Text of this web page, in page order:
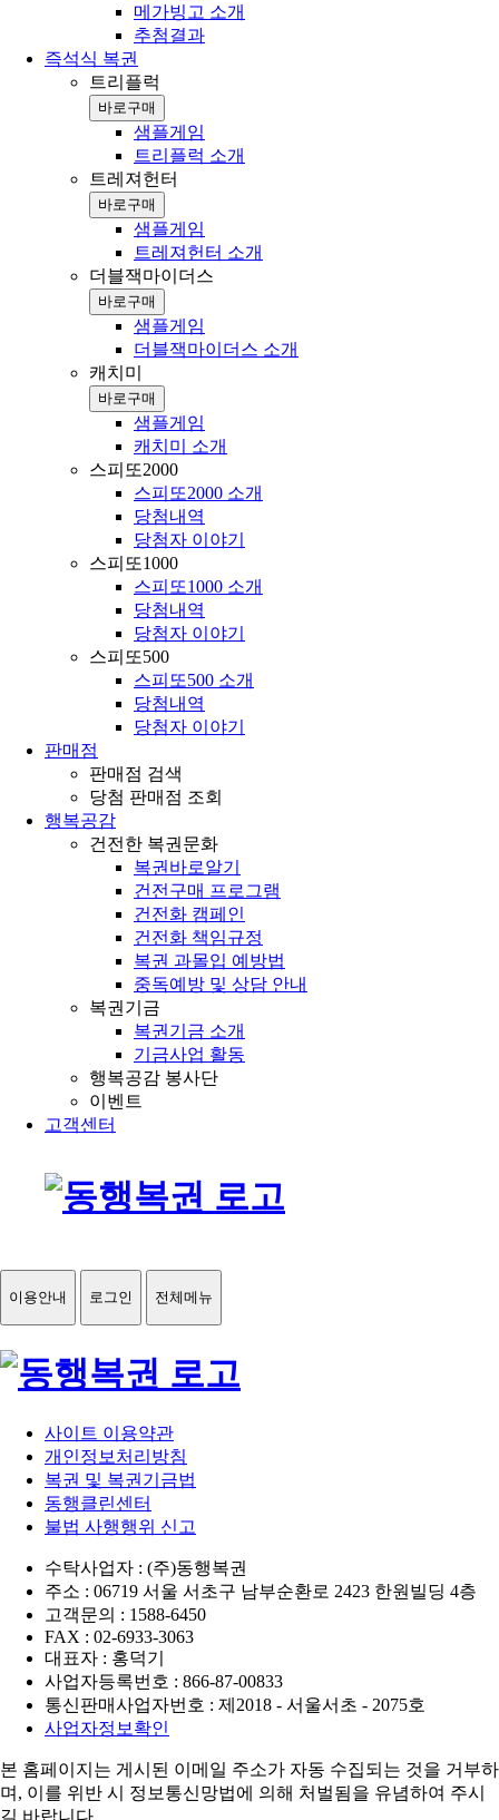
메가빙고 소개
추첨결과
즉석식 복권
트리플럭
바로구매
샘플게임
트리플럭 소개
트레져헌터
바로구매
샘플게임
트레져헌터 소개
더블잭마이더스
바로구매
샘플게임
더블잭마이더스 소개
캐치미
바로구매
샘플게임
캐치미 소개
스피또2000
스피또2000 소개
당첨내역
당첨자 이야기
스피또1000
스피또1000 소개
당첨내역
당첨자 이야기
스피또500
스피또500 소개
당첨내역
당첨자 이야기
판매점
판매점 검색
당첨 판매점 조회
행복공감
건전한 복권문화
복권바로알기
건전구매 프로그램
건전화 캠페인
건전화 책임규정
복권 과몰입 예방법
중독예방 및 상담 안내
복권기금
복권기금 소개
기금사업 활동
행복공감 봉사단
이벤트
고객센터
이용안내 로그인 전체메뉴
사이트 이용약관
개인정보처리방침
복권 및 복권기금법
동행클린센터
불법 사행행위 신고
수탁사업자 : (주)동행복권
주소 : 06719 서울 서초구 남부순환로 2423 한원빌딩 4층
고객문의 : 1588-6450
FAX : 02-6933-3063
대표자 : 홍덕기
사업자등록번호 : 866-87-00833
통신판매사업자번호 : 제2018 - 서울서초 - 2075호
사업자정보확인
본 홈페이지는 게시된 이메일 주소가 자동 수집되는 것을 거부하
며, 이를 위반 시 정보통신망법에 의해 처벌됨을 유념하여 주시